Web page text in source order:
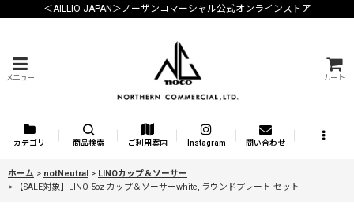
＜AILLIO JAPAN＞ノーザンコマーシャル公式オンラインストア
メニュー カート
カテゴリ 商品検索 ご利用案内 Instagram 問い合わせ
ホーム > notNeutral > LINOカップ＆ソーサー
>
【SALE対象】LINO 5oz カップ＆ソーサーwhite, ラウンドプレート セット